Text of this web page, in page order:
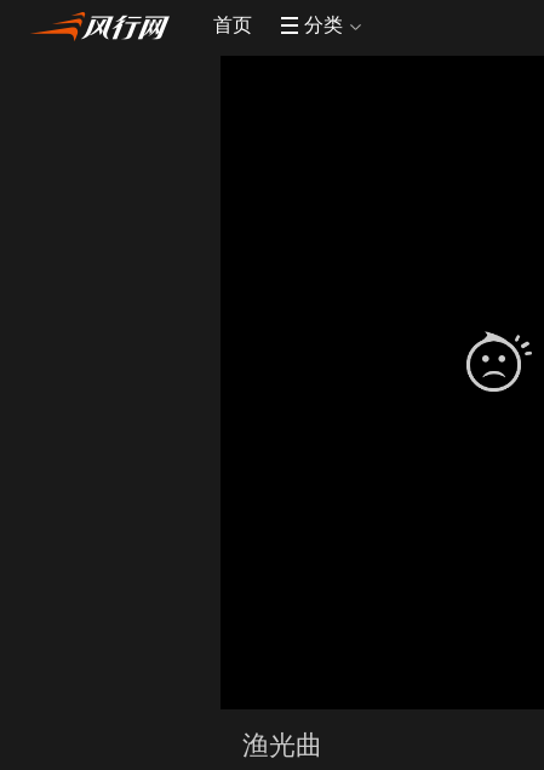
首页 分类
渔光曲